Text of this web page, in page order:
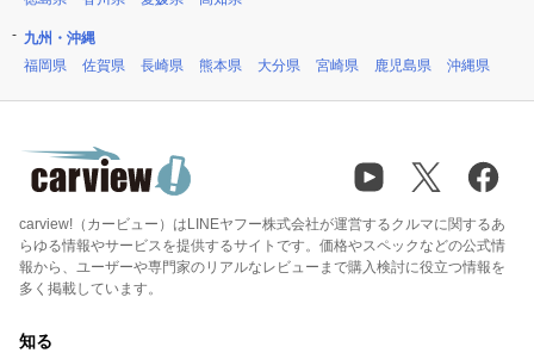
九州・沖縄
福岡県
佐賀県 長崎県 熊本県 大分県 宮崎県 鹿児島県 沖縄県
carview!（カービュー）はLINEヤフー株式会社が運営するクルマに関するあ
らゆる情報やサービスを提供するサイトです。価格やスペックなどの公式情
報から、ユーザーや専門家のリアルなレビューまで購入検討に役立つ情報を
多く掲載しています。
知る